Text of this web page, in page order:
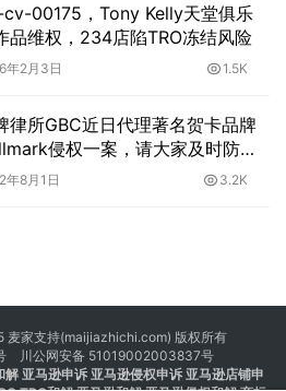
00175，Tony Kelly天堂俱乐
品维权，234店陷TRO冻结风险
年2月3日 1.5K
律所GBC近日代理著名贺卡品牌
侵权一案，请大家及时防
以免受到财产损失！
年8月1日 3.2K
家支持(maijiazhichi.com) 版权所有
川公网安备 51019002003837号
解 亚马逊申诉 亚马逊侵权申诉 亚马逊店铺申